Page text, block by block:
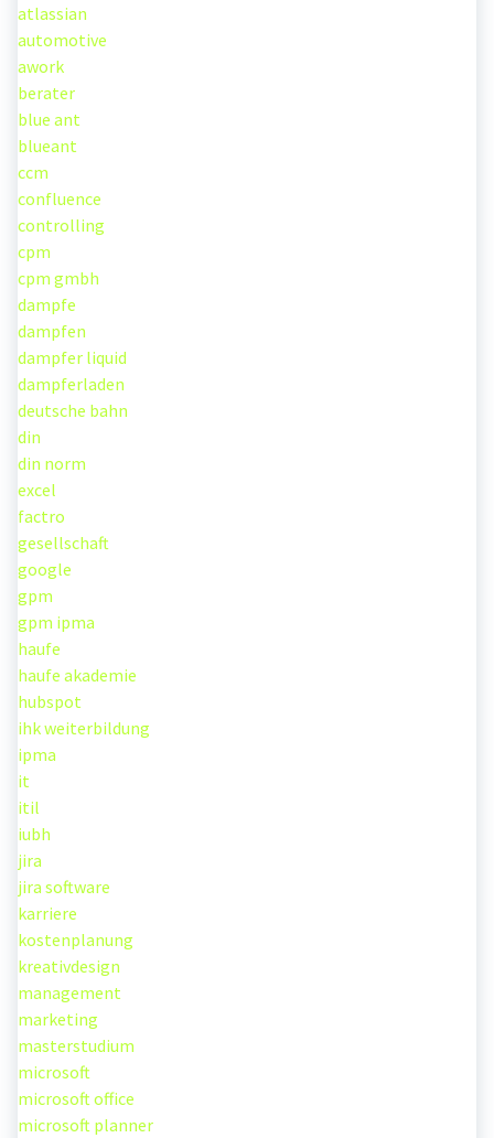
atlassian
automotive
awork
berater
blue ant
blueant
ccm
confluence
controlling
cpm
cpm gmbh
dampfe
dampfen
dampfer liquid
dampferladen
deutsche bahn
din
din norm
excel
factro
gesellschaft
google
gpm
gpm ipma
haufe
haufe akademie
hubspot
ihk weiterbildung
ipma
it
itil
iubh
jira
jira software
karriere
kostenplanung
kreativdesign
management
marketing
masterstudium
microsoft
microsoft office
microsoft planner